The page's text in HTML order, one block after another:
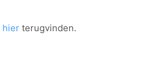
hier terugvinden.